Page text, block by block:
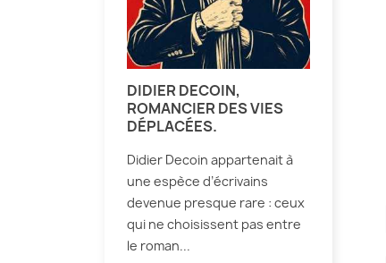
DIDIER DECOIN,
ROMANCIER DES VIES
DÉPLACÉES.
Didier Decoin appartenait à
une espèce d’écrivains
devenue presque rare : ceux
qui ne choisissent pas entre
le roman...